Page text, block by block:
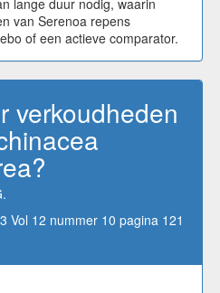
lange duur nodig, waarin
van Serenoa repens
of een actieve comparator.
verkoudheden
Vol 12 nummer 10 pagina 121